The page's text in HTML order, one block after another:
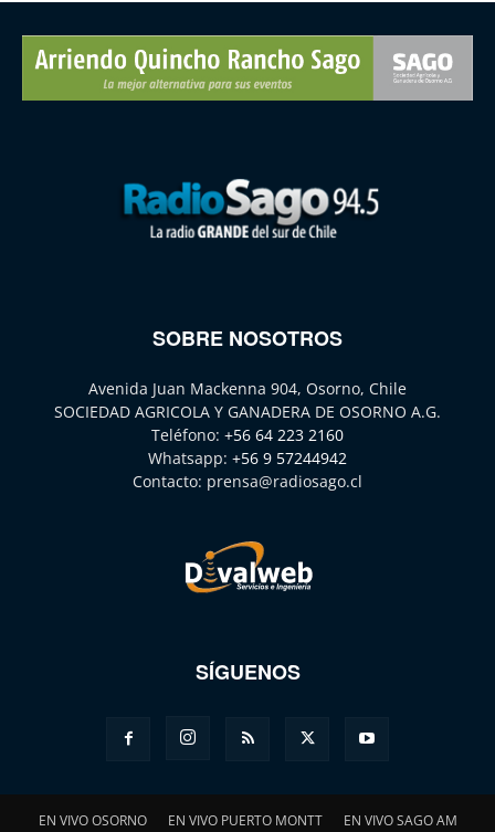
SOBRE NOSOTROS
Avenida Juan Mackenna 904, Osorno, Chile
SOCIEDAD AGRICOLA Y GANADERA DE OSORNO A.G.
Teléfono: +56 64 223 2160
Whatsapp: +56 9 57244942
Contacto: prensa@radiosago.cl
SÍGUENOS
EN VIVO OSORNO EN VIVO PUERTO MONTT EN VIVO SAGO AM